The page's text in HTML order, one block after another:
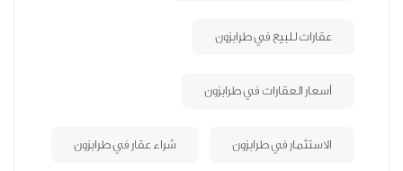
عقارات للبيع في طرابزون
أسعار العقارات في طرابزون
الاستثمار في طرابزون شراء عقار في طرابزون